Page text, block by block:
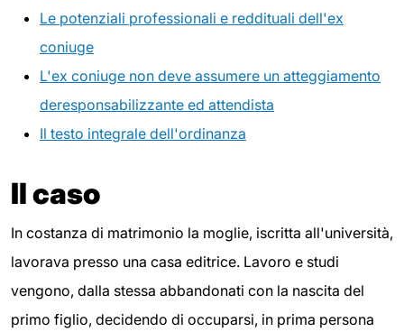
Le potenziali professionali e reddituali dell'ex
coniuge
L'ex coniuge non deve assumere un atteggiamento
deresponsabilizzante ed attendista
Il testo integrale dell'ordinanza
Il caso
In costanza di matrimonio la moglie, iscritta all'università,
lavorava presso una casa editrice. Lavoro e studi
vengono, dalla stessa abbandonati con la nascita del
primo figlio, decidendo di occuparsi, in prima persona